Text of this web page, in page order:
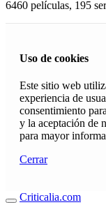
6460 películas, 195
Uso de cookies
Este sitio web
experiencia de
consentimiento
y la aceptación de
para mayor
Cerrar
Criticalia.com